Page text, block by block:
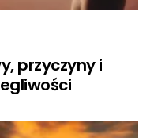
przyczyny i